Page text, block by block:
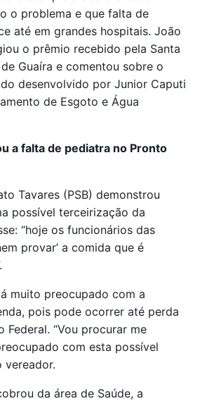
o problema e que falta de
até em grandes hospitais. João
o prêmio recebido pela Santa
Guaíra e comentou sobre o
desenvolvido por Junior Caputi
de Esgoto e Água
a falta de pediatra no Pronto
Tavares (PSB) demonstrou
possível terceirização da
“hoje os funcionários das
provar’ a comida que é
muito preocupado com a
pois pode ocorrer até perda
Federal. “Vou procurar me
com esta possível
vereador.
da área de Saúde, a